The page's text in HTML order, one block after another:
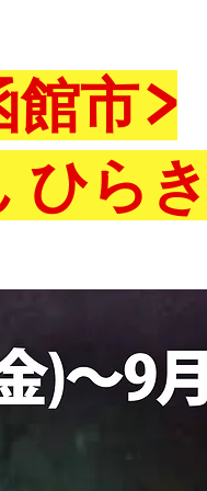
館市>
ひら